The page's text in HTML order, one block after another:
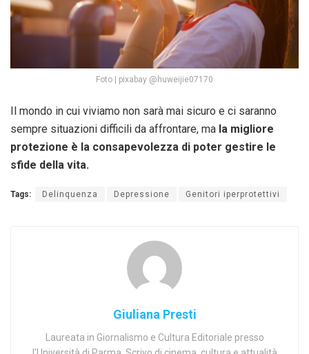
Foto | pixabay @huweijie07170
Il mondo in cui viviamo non sarà mai sicuro e ci saranno
sempre situazioni difficili da affrontare, ma la migliore
protezione è la consapevolezza di poter gestire le
sfide della vita.
Tags: Delinquenza Depressione Genitori iperprotettivi
Giuliana Presti
Laureata in Giornalismo e Cultura Editoriale presso